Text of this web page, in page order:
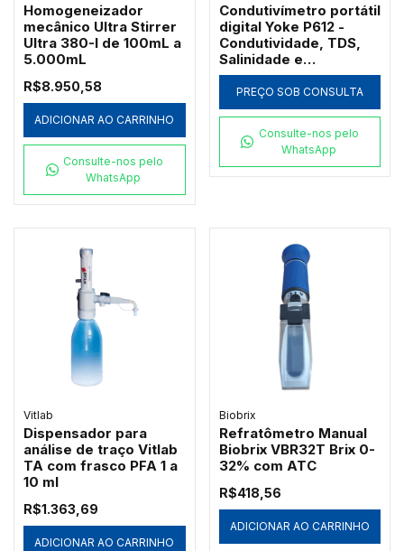
Homogeneizador
mecânico Ultra Stirrer
Ultra 380-I de 100mL a
5.000mL
R$8.950,58
ADICIONAR AO CARRINHO
Consulte-nos pelo
WhatsApp
Condutivímetro portátil
digital Yoke P612 -
Condutividade, TDS,
Salinidade e
Resistividade
PREÇO SOB CONSULTA
Consulte-nos pelo
WhatsApp
Vitlab
Dispensador para
análise de traço Vitlab
TA com frasco PFA 1 a
10 ml
R$1.363,69
ADICIONAR AO CARRINHO
Biobrix
Refratômetro Manual
Biobrix VBR32T Brix 0-
32% com ATC
R$418,56
ADICIONAR AO CARRINHO